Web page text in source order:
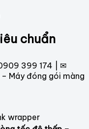
chuẩn
399 174 | ✉
Máy đóng gói màng
wrapper